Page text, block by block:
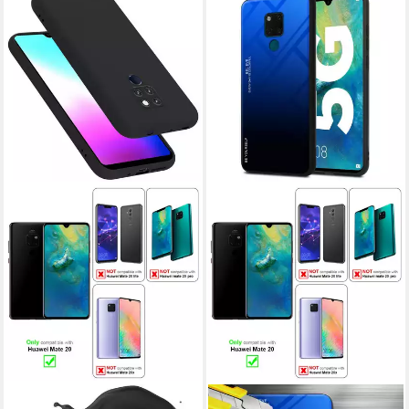
CADORABO CADORABO